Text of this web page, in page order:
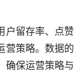
户留存率、点赞
营策略。数据的
确保运营策略与